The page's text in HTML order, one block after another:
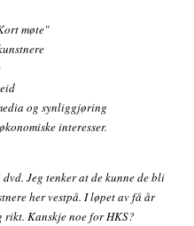
møte"
og synliggjøring
interesser.
Jeg tenker at de kunne de bli
her vestpå. I løpet av få år
rikt. Kanskje noe for HKS?